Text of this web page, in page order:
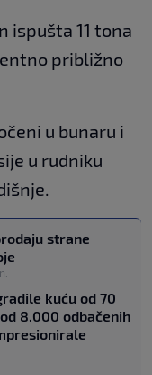
ispušta 11 tona
približno
u bunaru i
u rudniku
strane
kuću od 70
8.000 odbačenih